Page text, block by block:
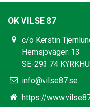
OK VILSE 87
c/o Kerstin
Hemsjövägen 13
SE-293 74
info@vilse87.se
https://